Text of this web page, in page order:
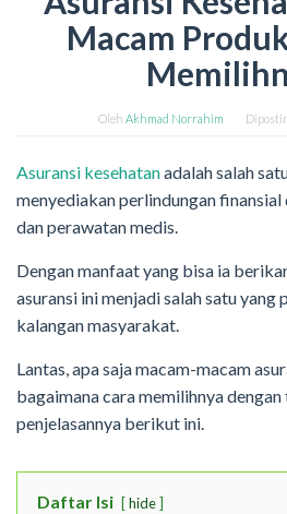
Macam
Oleh Akhmad Norrahim
Asuransi kesehatanadalah salah
menyediakan perlindungan
dan perawatan medis.
Dengan manfaat yang bisa ia
asuransi ini menjadi salah satu yang
kalangan masyarakat.
Lantas, apa saja macam-macam
bagaimana cara memilihnya
penjelasannya berikut ini.
Daftar Isi hide